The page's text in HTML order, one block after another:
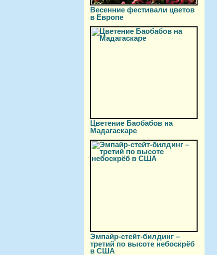
Весенние фестивали цветов
в Европе
Цветение Баобабов на
Мадагаскаре
Эмпайр-стейт-билдинг –
третий по высоте небоскрёб
в США